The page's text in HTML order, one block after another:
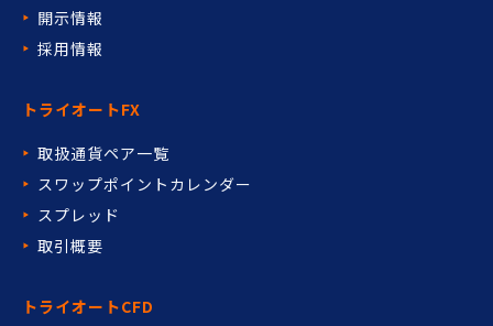
開示情報
採用情報
トライオートFX
取扱通貨ペア一覧
スワップポイントカレンダー
スプレッド
取引概要
トライオートCFD